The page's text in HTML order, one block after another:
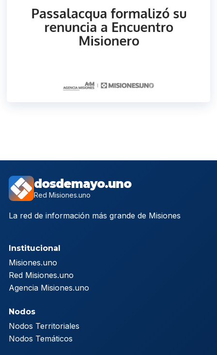
dosdemayo.uno
Red Misiones.uno
La red de información más grande de Misiones
Institucional
Misiones.uno
Red Misiones.uno
Agencia Misiones.uno
Nodos
Nodos Territoriales
Nodos Temáticos